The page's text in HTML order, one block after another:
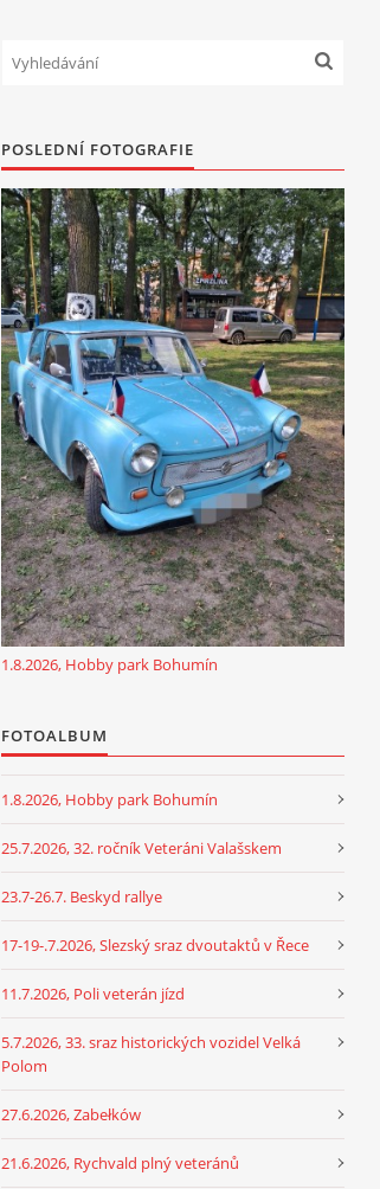
POSLEDNÍ FOTOGRAFIE
1.8.2026, Hobby park Bohumín
FOTOALBUM
1.8.2026, Hobby park Bohumín
25.7.2026, 32. ročník Veteráni Valašskem
23.7-26.7. Beskyd rallye
17-19-.7.2026, Slezský sraz dvoutaktů v Řece
11.7.2026, Poli veterán jízd
5.7.2026, 33. sraz historických vozidel Velká
Polom
27.6.2026, Zabełków
21.6.2026, Rychvald plný veteránů